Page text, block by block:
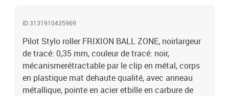
ID 3131910435969
Pilot Stylo roller FRIXION BALL ZONE, noirlargeur
de tracé: 0,35 mm, couleur de tracé: noir,
mécanismerétractable par le clip en métal, corps
en plastique mat dehaute qualité, avec anneau
métallique, pointe en acier etbille en carbure de